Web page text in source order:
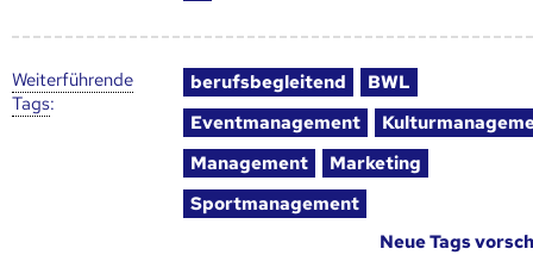
Weiter­führende
Tags:
berufsbegleitend
BWL
Eventmanagement
Management
Marketing
Sportmanagement
Neue Tags